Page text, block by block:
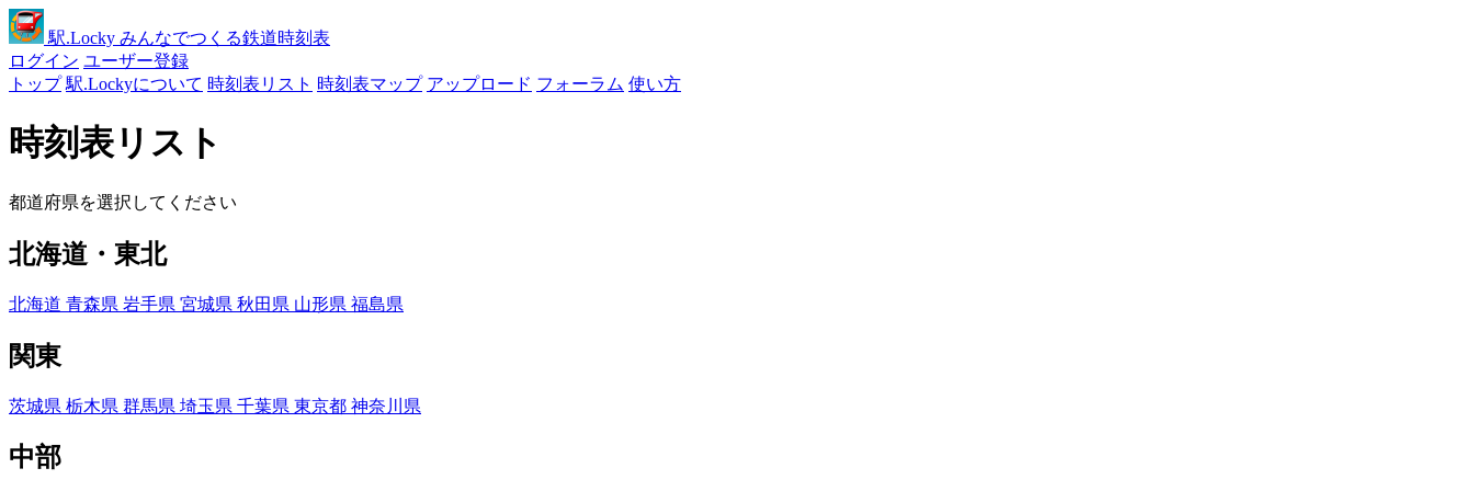
駅.Locky みんなでつくる鉄道時刻表
ログイン ユーザー登録
トップ 駅.Lockyについて 時刻表リスト 時刻表マップ アップロード フォーラム 使い方
時刻表リスト
都道府県を選択してください
北海道・東北
北海道 青森県 岩手県 宮城県 秋田県 山形県 福島県
関東
茨城県 栃木県 群馬県 埼玉県 千葉県 東京都 神奈川県
中部